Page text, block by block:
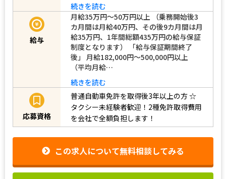
続きを読む
給与
月給35万円～50万円以上 （乗務開始後3
カ月間は月給40万円、その後9カ月間は月
給35万円、1年間総額435万円の給与保証
制度となります） 「給与保証期間終了
後」 月給182,000円～500,000円以上
（平均月給…
続きを読む
応募資格
普通自動車免許を取得後3年以上の方☆
タクシー未経験者歓迎！2種免許取得費用
を会社で全額負担します！
この求人について無料相談してみる